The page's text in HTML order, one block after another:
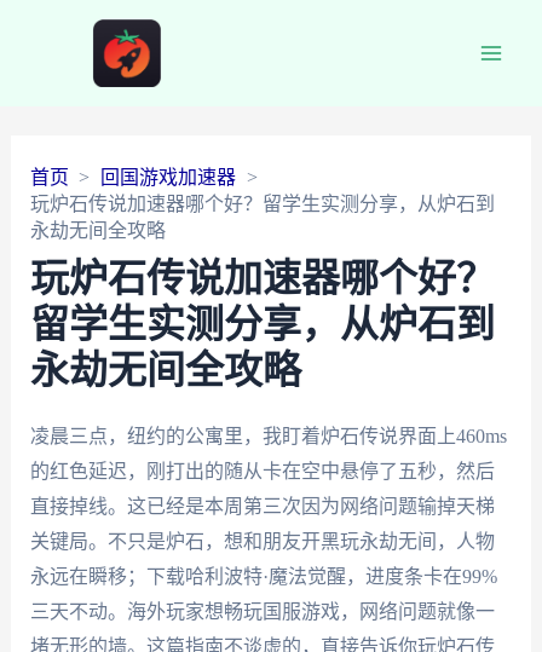
首页
回国游戏加速器
玩炉石传说加速器哪个好？留学生实测分享，从炉石到
永劫无间全攻略
玩炉石传说加速器哪个好？
留学生实测分享，从炉石到
永劫无间全攻略
凌晨三点，纽约的公寓里，我盯着炉石传说界面上460ms
的红色延迟，刚打出的随从卡在空中悬停了五秒，然后
直接掉线。这已经是本周第三次因为网络问题输掉天梯
关键局。不只是炉石，想和朋友开黑玩永劫无间，人物
永远在瞬移；下载哈利波特·魔法觉醒，进度条卡在99%
三天不动。海外玩家想畅玩国服游戏，网络问题就像一
堵无形的墙。这篇指南不谈虚的，直接告诉你玩炉石传